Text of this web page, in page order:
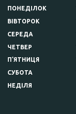
ПОНЕДІЛОК
ВІВТОРОК
СЕРЕДА
ЧЕТВЕР
ПʼЯТНИЦЯ
СУБОТА
НЕДІЛЯ